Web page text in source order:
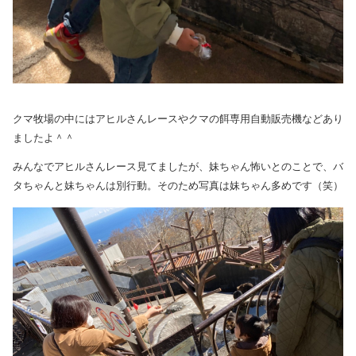
クマ牧場の中にはアヒルさんレースやクマの餌専用自動販売機などあり
ましたよ＾＾
みんなでアヒルさんレース見てましたが、妹ちゃん怖いとのことで、バ
タちゃんと妹ちゃんは別行動。そのため写真は妹ちゃん多めです（笑）